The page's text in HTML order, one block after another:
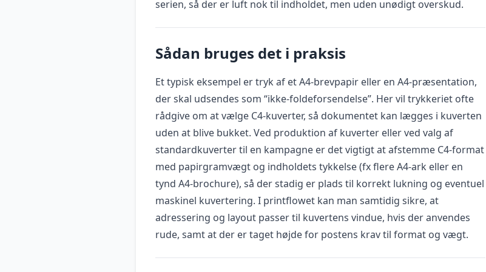
serien, så der er luft nok til indholdet, men uden unødigt overskud.
Sådan bruges det i praksis
Et typisk eksempel er tryk af et A4-brevpapir eller en A4-præsentation,
der skal udsendes som “ikke-foldeforsendelse”. Her vil trykkeriet ofte
rådgive om at vælge C4-kuverter, så dokumentet kan lægges i kuverten
uden at blive bukket. Ved produktion af kuverter eller ved valg af
standardkuverter til en kampagne er det vigtigt at afstemme C4-format
med papirgramvægt og indholdets tykkelse (fx flere A4-ark eller en
tynd A4-brochure), så der stadig er plads til korrekt lukning og eventuel
maskinel kuvertering. I printflowet kan man samtidig sikre, at
adressering og layout passer til kuvertens vindue, hvis der anvendes
rude, samt at der er taget højde for postens krav til format og vægt.